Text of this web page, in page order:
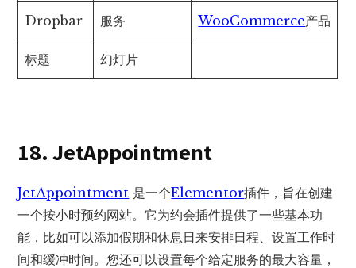
Dropbar 服务 WooCommerce产品
标题 幻灯片
18. JetAppointment
JetAppointment 是一个Elementor插件，旨在创建
一个按小时预约网站。它为约会插件提供了一些基本功
能，比如可以添加假期和休息日来安排日程、设置工作时
间和缓冲时间。您还可以设置每个给定服务的最大容量，